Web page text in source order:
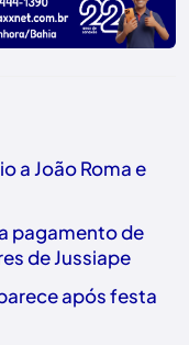
a João Roma e
pagamento de
de Jussiape
após festa